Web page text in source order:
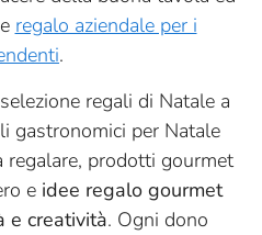
regalo aziendale per i
.
regali di Natale a
gastronomici per Natale
prodotti gourmet
e idee regalo gourmet
e creatività. Ogni dono